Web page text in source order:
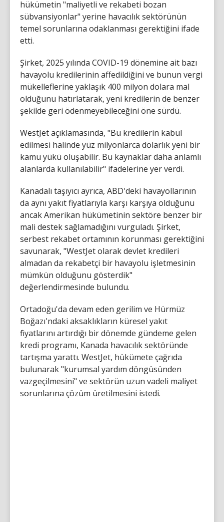
hükümetin "maliyetli ve rekabeti bozan
sübvansiyonlar" yerine havacılık sektörünün
temel sorunlarına odaklanması gerektiğini ifade
etti.
Şirket, 2025 yılında COVID-19 dönemine ait bazı
havayolu kredilerinin affedildiğini ve bunun vergi
mükelleflerine yaklaşık 400 milyon dolara mal
olduğunu hatırlatarak, yeni kredilerin de benzer
şekilde geri ödenmeyebileceğini öne sürdü.
WestJet açıklamasında, "Bu kredilerin kabul
edilmesi halinde yüz milyonlarca dolarlık yeni bir
kamu yükü oluşabilir. Bu kaynaklar daha anlamlı
alanlarda kullanılabilir" ifadelerine yer verdi.
Kanadalı taşıyıcı ayrıca, ABD'deki havayollarının
da aynı yakıt fiyatlarıyla karşı karşıya olduğunu
ancak Amerikan hükümetinin sektöre benzer bir
mali destek sağlamadığını vurguladı. Şirket,
serbest rekabet ortamının korunması gerektiğini
savunarak, "WestJet olarak devlet kredileri
almadan da rekabetçi bir havayolu işletmesinin
mümkün olduğunu gösterdik"
değerlendirmesinde bulundu.
Ortadoğu'da devam eden gerilim ve Hürmüz
Boğazı'ndaki aksaklıkların küresel yakıt
fiyatlarını artırdığı bir dönemde gündeme gelen
kredi programı, Kanada havacılık sektöründe
tartışma yarattı. WestJet, hükümete çağrıda
bulunarak "kurumsal yardım döngüsünden
vazgeçilmesini" ve sektörün uzun vadeli maliyet
sorunlarına çözüm üretilmesini istedi.